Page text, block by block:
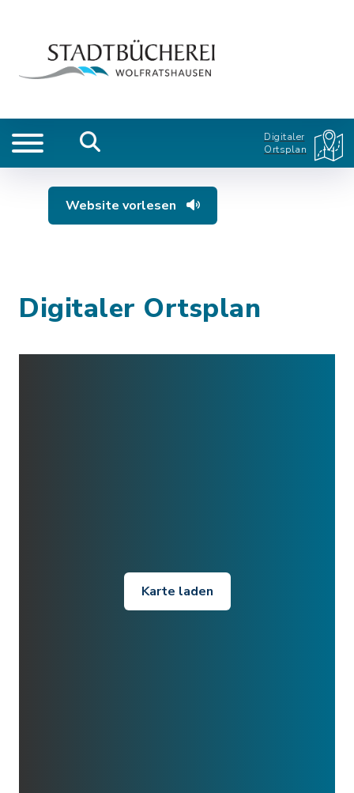
Digitaler
Ortsplan
Website vorlesen
Digitaler Ortsplan
Karte laden